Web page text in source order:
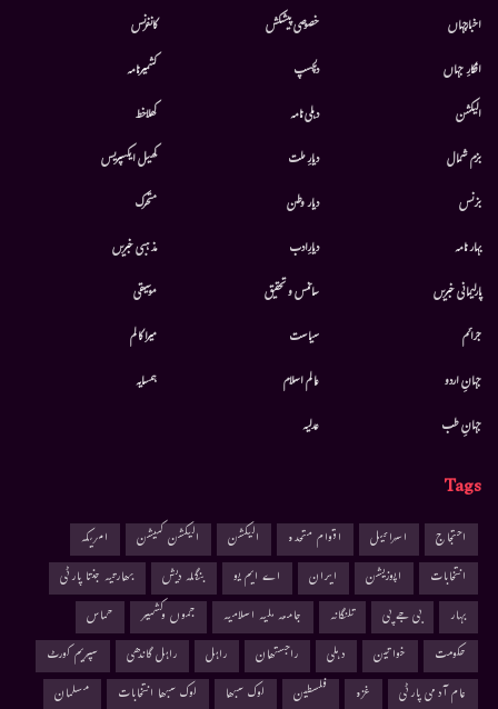
اخبارجہاں
افکارِ جہاں
الیکشن
بزم شمال
بزنس
بہار نامہ
پارلیمانی خبریں
جرائم
جہانِ اردو
جہانِ طب
خصوصی پیشکش
دلچسپ
دہلی نامہ
دیارِ ملت
دیار وطن
دیارِادب
سائنس و تحقیق
سیاست
عالم اسلام
عدلیہ
کانفرنس
کشمیرنامہ
کھلاخط
کھیل ایکسپریس
متحرك
مذہبی خبریں
موسيقى
میرا کالم
ہمسایہ
Tags
احتجاج اسرائیل اقوام متحدہ الیکشن الیکشن کمیشن
امریکہ
انتخابات
اپوزیشن ایران اے ایم یو بنگلہ دیش
بھارتیہ جنتا پارٹی
بہار
بی جے پی تلنگانہ جامعہ ملیہ اسلامیہ جموں وکشمیر
حماس
حکومت
خواتین دہلی راجستھان راہل راہل گاندھی
سپریم کورٹ
عام آدمی پارٹی
غزہ فلسطین لوک سبھا لوک سبھا انتخابات مسلمان